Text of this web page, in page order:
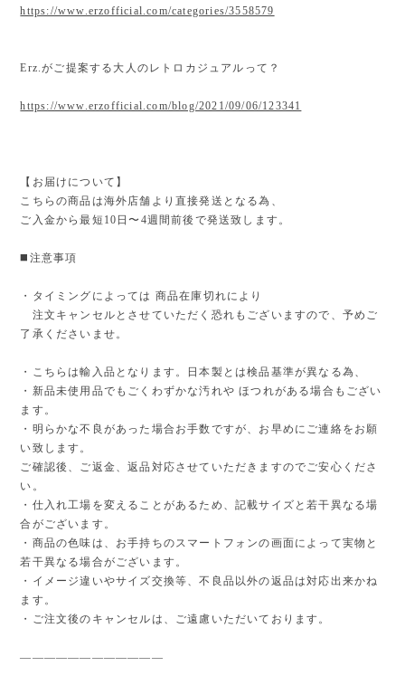
https://www.erzofficial.com/categories/3558579
Erz.がご提案する大人のレトロカジュアルって？
https://www.erzofficial.com/blog/2021/09/06/123341
【お届けについて】
こちらの商品は海外店舗より直接発送となる為、
ご入金から最短10日〜4週間前後で発送致します。
◼️注意事項
・タイミングによっては 商品在庫切れにより
注文キャンセルとさせていただく恐れもございますので、予めご
了承くださいませ。
・こちらは輸入品となります。日本製とは検品基準が異なる為、
・新品未使用品でもごくわずかな汚れや ほつれがある場合もござい
ます。
・明らかな不良があった場合お手数ですが、お早めにご連絡をお願
い致します。
ご確認後、ご返金、返品対応させていただきますのでご安心くださ
い。
・仕入れ工場を変えることがあるため、記載サイズと若干異なる場
合がございます。
・商品の色味は、お手持ちのスマートフォンの画面によって実物と
若干異なる場合がございます。
・イメージ違いやサイズ交換等、不良品以外の返品は対応出来かね
ます。
・ご注文後のキャンセルは、ご遠慮いただいております。
————————————